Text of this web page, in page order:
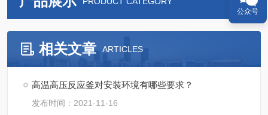
相关文章 ARTICLES
高温高压反应釜对安装环境有哪些要求？
发布时间：2021-11-16
公众号